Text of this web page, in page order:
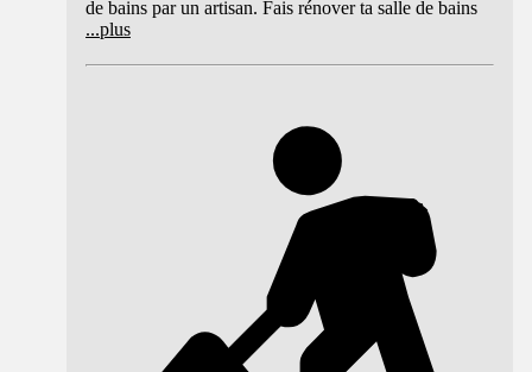
de bains par un artisan. Fais rénover ta salle de bains
...plus